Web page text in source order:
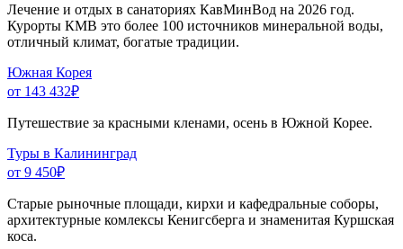
Лечение и отдых в санаториях КавМинВод на 2026 год.
Курорты КМВ это более 100 источников минеральной воды,
отличный климат, богатые традиции.
Южная Корея
от 143 432₽
Путешествие за красными кленами, осень в Южной Корее.
Туры в Калининград
от 9 450₽
Старые рыночные площади, кирхи и кафедральные соборы,
архитектурные комлексы Кенигсберга и знаменитая Куршская
коса.